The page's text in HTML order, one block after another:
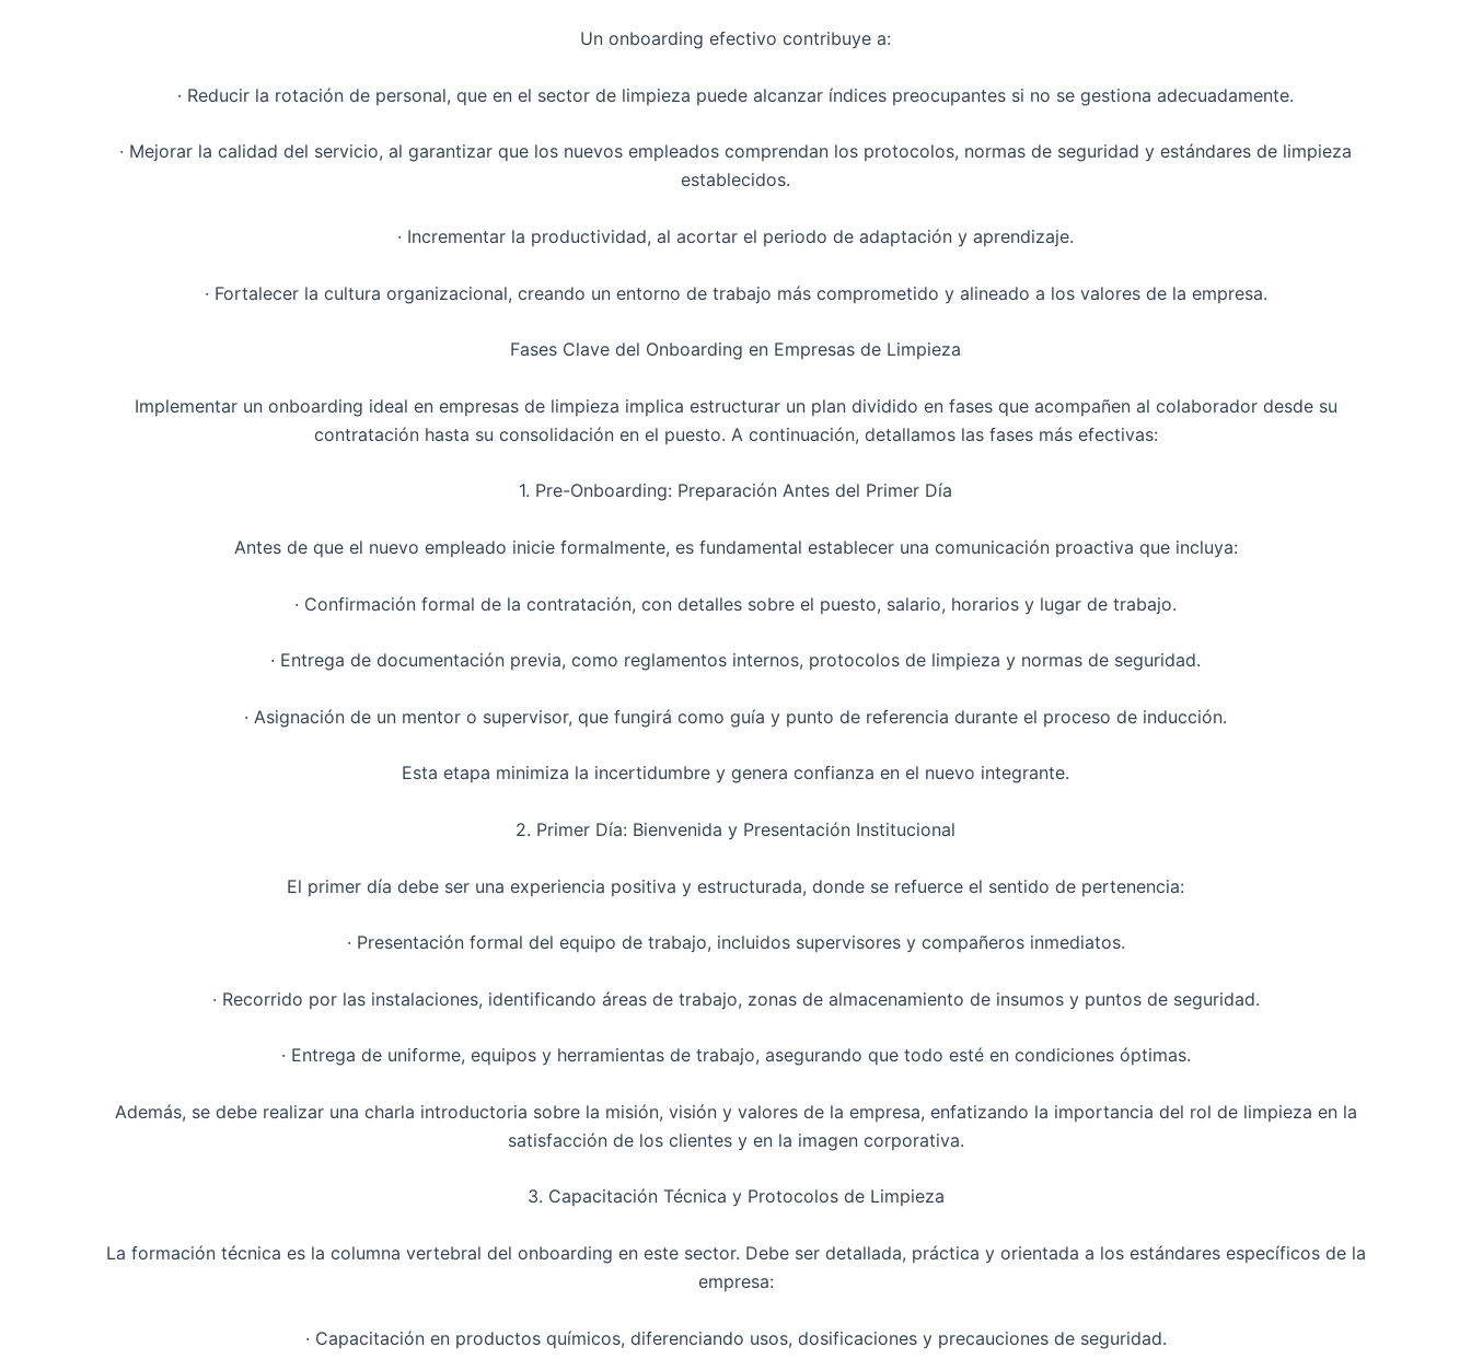
Un onboarding efectivo contribuye a:
· Reducir la rotación de personal, que en el sector de limpieza puede alcanzar índices preocupantes si no se gestiona adecuadamente.
· Mejorar la calidad del servicio, al garantizar que los nuevos empleados comprendan los protocolos, normas de seguridad y estándares de limpieza
establecidos.
· Incrementar la productividad, al acortar el periodo de adaptación y aprendizaje.
· Fortalecer la cultura organizacional, creando un entorno de trabajo más comprometido y alineado a los valores de la empresa.
Fases Clave del Onboarding en Empresas de Limpieza
Implementar un onboarding ideal en empresas de limpieza implica estructurar un plan dividido en fases que acompañen al colaborador desde su
contratación hasta su consolidación en el puesto. A continuación, detallamos las fases más efectivas:
1. Pre-Onboarding: Preparación Antes del Primer Día
Antes de que el nuevo empleado inicie formalmente, es fundamental establecer una comunicación proactiva que incluya:
· Confirmación formal de la contratación, con detalles sobre el puesto, salario, horarios y lugar de trabajo.
· Entrega de documentación previa, como reglamentos internos, protocolos de limpieza y normas de seguridad.
· Asignación de un mentor o supervisor, que fungirá como guía y punto de referencia durante el proceso de inducción.
Esta etapa minimiza la incertidumbre y genera confianza en el nuevo integrante.
2. Primer Día: Bienvenida y Presentación Institucional
El primer día debe ser una experiencia positiva y estructurada, donde se refuerce el sentido de pertenencia:
· Presentación formal del equipo de trabajo, incluidos supervisores y compañeros inmediatos.
· Recorrido por las instalaciones, identificando áreas de trabajo, zonas de almacenamiento de insumos y puntos de seguridad.
· Entrega de uniforme, equipos y herramientas de trabajo, asegurando que todo esté en condiciones óptimas.
Además, se debe realizar una charla introductoria sobre la misión, visión y valores de la empresa, enfatizando la importancia del rol de limpieza en la
satisfacción de los clientes y en la imagen corporativa.
3. Capacitación Técnica y Protocolos de Limpieza
La formación técnica es la columna vertebral del onboarding en este sector. Debe ser detallada, práctica y orientada a los estándares específicos de la
empresa:
· Capacitación en productos químicos, diferenciando usos, dosificaciones y precauciones de seguridad.